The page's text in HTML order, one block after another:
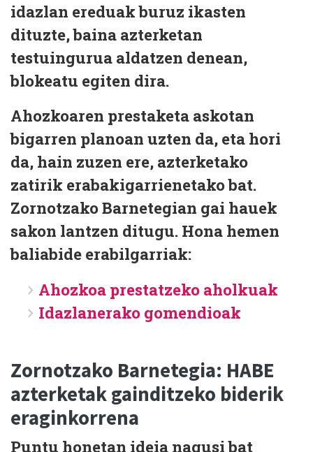
idazlan ereduak buruz ikasten
dituzte, baina azterketan
testuingurua aldatzen denean,
blokeatu egiten dira.
Ahozkoaren prestaketa askotan
bigarren planoan uzten da, eta hori
da, hain zuzen ere, azterketako
zatirik erabakigarrienetako bat.
Zornotzako Barnetegian gai hauek
sakon lantzen ditugu. Hona hemen
baliabide erabilgarriak:
Ahozkoa prestatzeko aholkuak
Idazlanerako gomendioak
Zornotzako Barnetegia: HABE
azterketak gainditzeko biderik
eraginkorrena
Puntu honetan ideia nagusi bat